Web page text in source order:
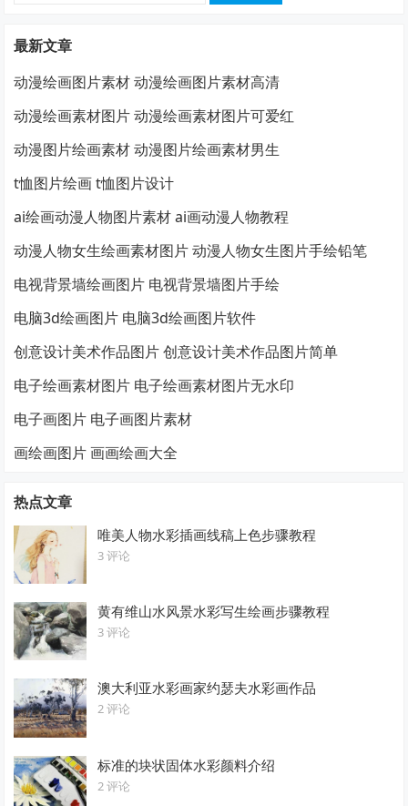
最新文章
动漫绘画图片素材 动漫绘画图片素材高清
动漫绘画素材图片 动漫绘画素材图片可爱红
动漫图片绘画素材 动漫图片绘画素材男生
t恤图片绘画 t恤图片设计
ai绘画动漫人物图片素材 ai画动漫人物教程
动漫人物女生绘画素材图片 动漫人物女生图片手绘铅笔
电视背景墙绘画图片 电视背景墙图片手绘
电脑3d绘画图片 电脑3d绘画图片软件
创意设计美术作品图片 创意设计美术作品图片简单
电子绘画素材图片 电子绘画素材图片无水印
电子画图片 电子画图片素材
画绘画图片 画画绘画大全
热点文章
唯美人物水彩插画线稿上色步骤教程
3 评论
黄有维山水风景水彩写生绘画步骤教程
3 评论
澳大利亚水彩画家约瑟夫水彩画作品
2 评论
标准的块状固体水彩颜料介绍
2 评论